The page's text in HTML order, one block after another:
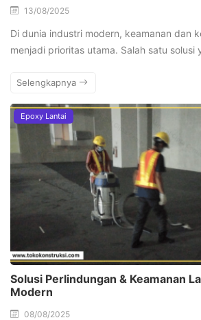
13/08/2025
Di dunia industri modern, keamanan dan
menjadi prioritas utama. Salah satu
Selengkapnya
Epoxy Lantai
Solusi Perlindungan & Keamanan
Modern
08/08/2025